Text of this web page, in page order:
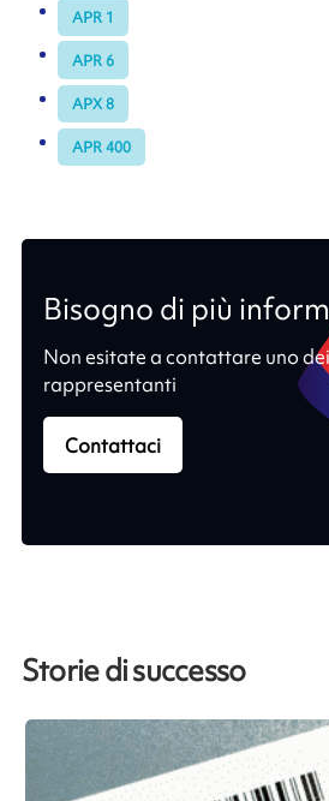
APR 1
APR 6
APX 8
APR 400
Bisogno di più
Non esitate a contattare uno
rappresentanti
Contattaci
Storie di successo